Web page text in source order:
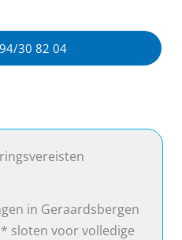
in Geraardsbergen
sloten voor volledige
30 82 04